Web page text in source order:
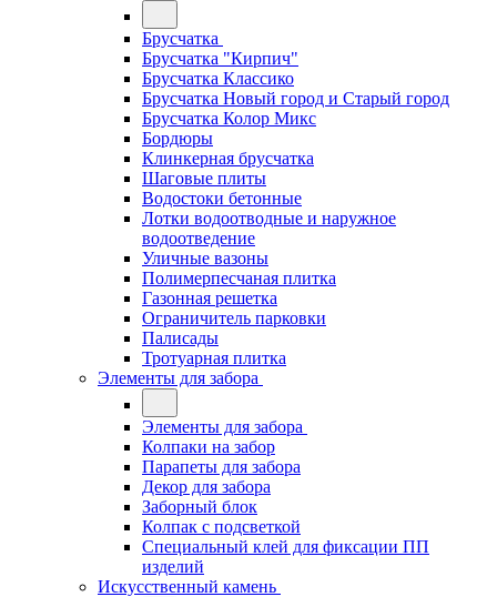
Брусчатка
Брусчатка "Кирпич"
Брусчатка Классико
Брусчатка Новый город и Старый город
Брусчатка Колор Микс
Бордюры
Клинкерная брусчатка
Шаговые плиты
Водостоки бетонные
Лотки водоотводные и наружное
водоотведение
Уличные вазоны
Полимерпесчаная плитка
Газонная решетка
Ограничитель парковки
Палисады
Тротуарная плитка
Элементы для забора
Элементы для забора
Колпаки на забор
Парапеты для забора
Декор для забора
Заборный блок
Колпак с подсветкой
Специальный клей для фиксации ПП
изделий
Искусственный камень